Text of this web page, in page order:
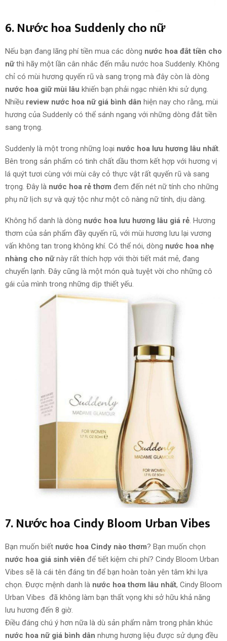
6. Nước hoa Suddenly cho nữ
Nếu bạn đang lãng phí tiền mua các dòng nước hoa đắt tiền cho
nữthì hãy một lần cân nhắc đến mẫu nước hoa Suddenly. Không
chỉ có mùi hương quyến rũ và sang trọng mà đây còn là dòng
nước hoa giữ mùi lâu khiến bạn phải ngạc nhiên khi sử dụng.
Nhiều review nước hoa nữ giá bình dân hiện nay cho rằng, mùi
hương của Suddenly có thể sánh ngang với những dòng đắt tiền
sang trọng.
Suddenly là một trong những loại nước hoa lưu hương lâu nhất.
Bên trong sản phẩm có tinh chất dầu thơm kết hợp với hương vị
lá quýt tươi cùng với mùi cây cỏ thực vật rất quyến rũ và sang
trọng. Đây là nước hoa rẻ thơm đem đến nét nữ tính cho những
phụ nữ lịch sự và quý tộc như một cô nàng nữ tính, dịu dàng.
Không hổ danh là dòng nước hoa lưu hương lâu giá rẻ. Hương
thơm của sản phẩm đầy quyến rũ, với mùi hương lưu lại vương
vấn không tan trong không khí. Có thể nói, dòng nước hoa nhẹ
nhàng cho nữnày rất thích hợp với thời tiết mát mẻ, đang
chuyển lạnh. Đây cũng là một món quà tuyệt vời cho những cô
gái của mình trong những dịp thiết yếu.
7. Nước hoa Cindy Bloom Urban Vibes
Bạn muốn biết nước hoa Cindy nào thơm? Bạn muốn chọn
nước hoa giá sinh viên để tiết kiệm chi phí? Cindy Bloom Urban
Vibes sẽ là cái tên đáng tin để bạn hoàn toàn yên tâm khi lựa
chọn. Được mệnh danh là nước hoa thơm lâu nhất, Cindy Bloom
Urban Vibes đã không làm bạn thất vọng khi sở hữu khả năng
lưu hương đến 8 giờ.
Điều đáng chú ý hơn nữa là dù sản phẩm nằm trong phân khúc
nước hoa nữ giá bình dân nhưng hương liệu được sử dụng đều